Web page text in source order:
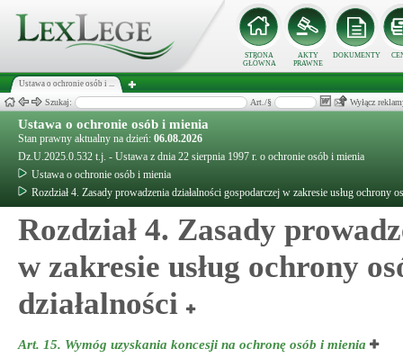
STRONA
GŁÓWNA
AKTY
PRAWNE
DOKUMENTY
Ustawa o ochronie osób i ...
Szukaj: Art./§ Wyłącz
Ustawa o ochronie osób i mienia
Stan prawny aktualny na dzień: 06.08.2026
Dz.U.2025.0.532 t.j. - Ustawa z dnia 22 sierpnia 1997 r. o ochronie osób i mienia
Ustawa o ochronie osób i mienia
Rozdział 4. Zasady prowadzenia działalności gospodarczej w zakresie usług ochrony
Rozdział 4. Zasady
w zakresie usług ochrony
działalności
Art. 15. Wymóg uzyskania koncesji na ochronę osób i mienia